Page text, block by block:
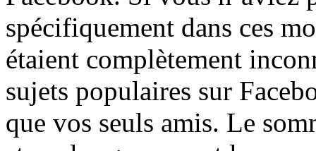
spécifiquement dans ces
étaient complètement
sujets populaires sur
que vos seuls amis. Le